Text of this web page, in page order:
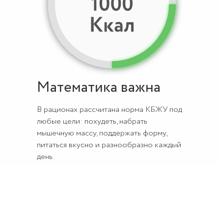
Математика важна
В рационах рассчитана норма КБЖУ под
любые цели: похудеть, набрать
мышечную массу, поддержать форму,
питаться вкусно и разнообразно каждый
день.